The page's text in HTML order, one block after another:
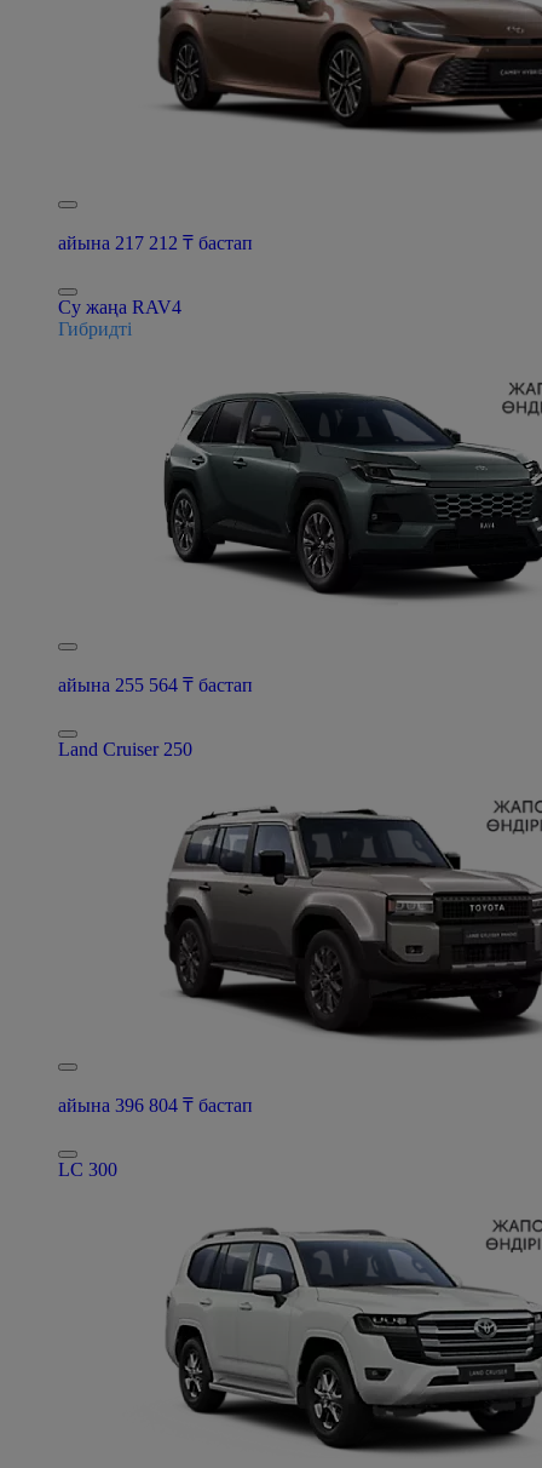
айына 217 212 ₸ бастап
Су жаңа RAV4
Гибридті
айына 255 564 ₸ бастап
Land Cruiser 250
айына 396 804 ₸ бастап
LC 300